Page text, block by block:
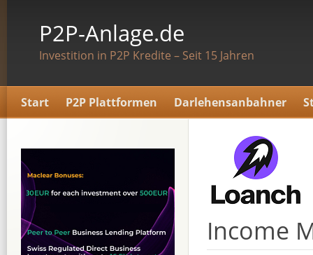
P2P-Anlage.de
Investition in P2P Kredite – Seit 15 Jahren
Start P2P Plattformen Darlehensanbahner
Income